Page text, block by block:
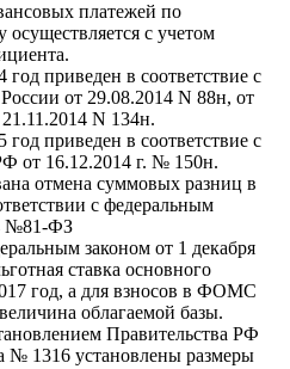
платежей по
осуществляется с учетом
приведен в соответствие с
от 29.08.2014 N 88н, от
N 134н.
приведен в соответствие с
от 16.12.2014 г. № 150н.
отмена суммовых разниц в
с федеральным
№81-ФЗ
законом от 1 декабря
ставка основного
год, а для взносов в ФОМС
облагаемой базы.
Правительства РФ
№ 1316 установлены размеры